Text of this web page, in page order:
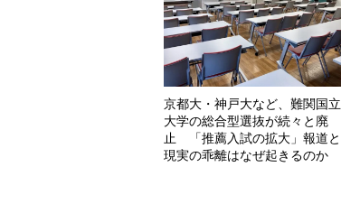
京都大・神戸大など、難関国立
大学の総合型選抜が続々と廃
止 「推薦入試の拡大」報道と
現実の乖離はなぜ起きるのか